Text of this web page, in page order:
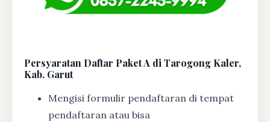
Persyaratan Daftar Paket A di Tarogong Kaler,
Kab. Garut
Mengisi formulir pendaftaran di tempat
pendaftaran atau bisa